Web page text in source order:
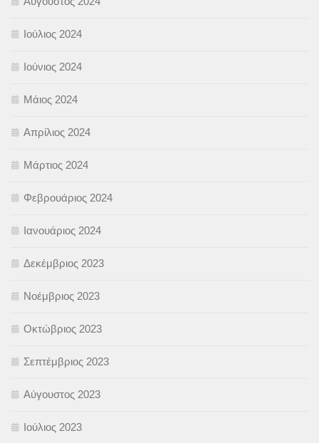
Ιούλιος 2024
Ιούνιος 2024
Μάιος 2024
Απρίλιος 2024
Μάρτιος 2024
Φεβρουάριος 2024
Ιανουάριος 2024
Δεκέμβριος 2023
Νοέμβριος 2023
Οκτώβριος 2023
Σεπτέμβριος 2023
Αύγουστος 2023
Ιούλιος 2023